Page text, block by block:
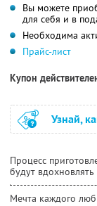
Вы можете
для себя и в
Необходима
Прайс-лист
Купон
Узнай,
Процесс
будут
Мечта каждого